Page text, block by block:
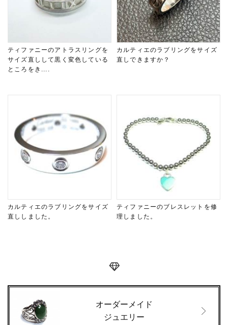
ティファニーのアトラスリングを
サイズ直しして黒く変色している
ところをき....
カルティエのラブリングをサイズ
直しできますか？
カルティエのラブリングをサイズ
直ししました。
ティファニーのブレスレットを修
理しました。
オーダーメイド
ジュエリー